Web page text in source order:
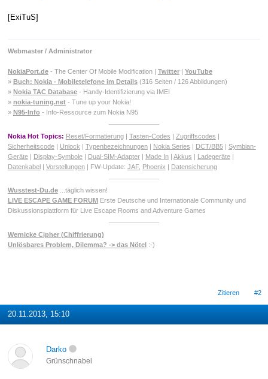
[ExiTuS]
Webmaster / Administrator
NokiaPort.de- The Center Of Mobile Modification | Twitter| YouTube
» Buch: Nokia - Mobiletelefone im Details(316 Seiten / 126 Abbildungen)
» Nokia TAC Database- Handy-Identifizierung via IMEI
» nokia-tuning.net- Tune up your Nokia!
» N95-Info - Info-Ressource zum Nokia N95
Nokia Hot Topics: Reset/Formatierung| Tasten-Codes | Zugriffscodes |
Sicherheitscode| Unlock | Typenbezeichnungen| Nokia Series | DCT/BB5| Symbian-
Geräte| Display-Symbole| Dual-SIM-Adapter| Made In| Akkus | Ladegeräte|
Datenkabel| Vorstellungen| FW-Update: JAF, Phoenix | Datensicherung
Wusstest-Du.de...täglich wissen!
LIVE ESCAPE GAME FORUM Erste Deutsche und Internationale Community und
Diskussionsplattform für Live Escape Rooms and Adventure Games
Wernicke Cipher (Chiffrierung)
Unlösbares Problem, Dilemma? -> das Nötel :-)
Zitieren #2
20.11.2013, 15:10
Darko
Grünschnabel